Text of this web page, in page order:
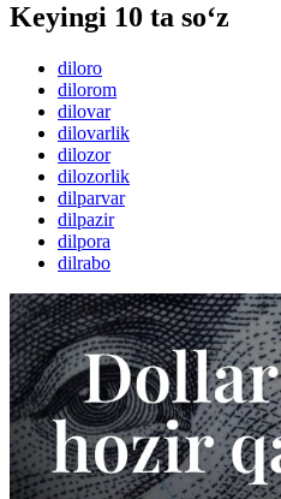
Keyingi 10 ta so‘z
diloro
dilorom
dilovar
dilovarlik
dilozor
dilozorlik
dilparvar
dilpazir
dilpora
dilrabo